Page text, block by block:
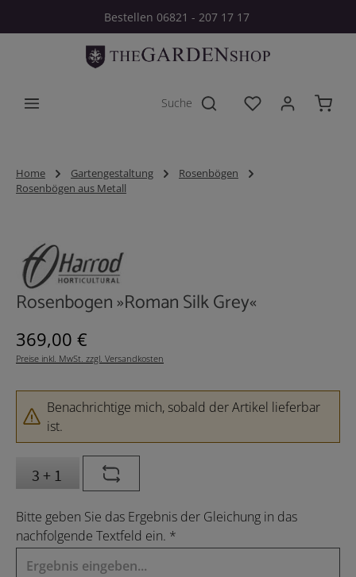
Zum Hauptinhalt springenBestellen 06821 - 207 17 17
Du hast 0
Home Gartengestaltung
Rosenbögen
Rosenbögen aus Metall
Rosenbogen »Roman Silk Grey«
Regulärer Preis:
369,00 €
Preise inkl. MwSt. zzgl. Versandkosten
Benachrichtige mich, sobald der Artikel lieferbar
ist.
Bitte geben Sie das Ergebnis der Gleichung in das
nachfolgende Textfeld ein. *